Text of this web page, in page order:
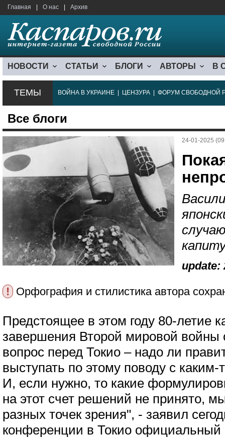
Главная О нас Архив
НОВОСТИ СТАТЬИ БЛОГИ АВТОРЫ В
ТЕМЫ ВОЙНА В УКРАИНЕ ЦЕНЗУРА ФОРУМ СВОБОДНОЙ
Все блоги
24-01-2025
update:
! Орфография и стилистика автора
Предстоящее в этом году 80-летие
завершения Второй мировой войны
вопрос перед Токио – надо ли
выступать по этому поводу с
И, если нужно, то какие
на этот счет решений не принято,
разных точек зрения", - заявил
конференции в Токио официальный